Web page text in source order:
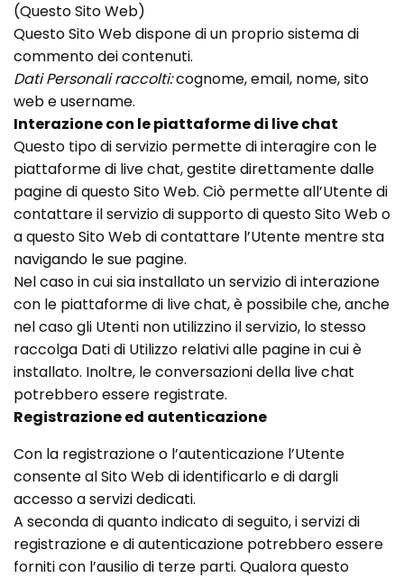
(Questo Sito Web)
Questo Sito Web dispone di un proprio sistema di
commento dei contenuti.
Dati Personali raccolti:cognome, email, nome, sito
web e username.
Interazione con le piattaforme di live chat
Questo tipo di servizio permette di interagire con le
piattaforme di live chat, gestite direttamente dalle
pagine di questo Sito Web. Ciò permette all’Utente di
contattare il servizio di supporto di questo Sito Web o
a questo Sito Web di contattare l’Utente mentre sta
navigando le sue pagine.
Nel caso in cui sia installato un servizio di interazione
con le piattaforme di live chat, è possibile che, anche
nel caso gli Utenti non utilizzino il servizio, lo stesso
raccolga Dati di Utilizzo relativi alle pagine in cui è
installato. Inoltre, le conversazioni della live chat
potrebbero essere registrate.
Registrazione ed autenticazione
Con la registrazione o l’autenticazione l’Utente
consente al Sito Web di identificarlo e di dargli
accesso a servizi dedicati.
A seconda di quanto indicato di seguito, i servizi di
registrazione e di autenticazione potrebbero essere
forniti con l’ausilio di terze parti. Qualora questo